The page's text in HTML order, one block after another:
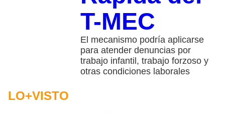
T-MEC
El mecanismo podría aplicarse
para atender denuncias por
trabajo infantil, trabajo forzoso y
otras condiciones laborales
LO+VISTO